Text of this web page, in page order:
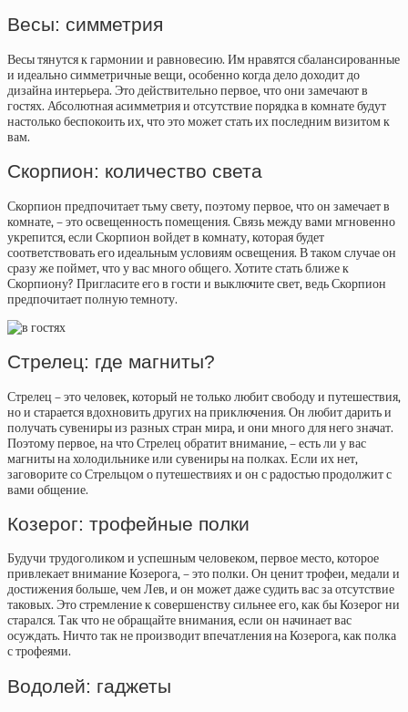
Весы: симметрия
Весы тянутся к гармонии и равновесию. Им нравятся сбалансированные
и идеально симметричные вещи, особенно когда дело доходит до
дизайна интерьера. Это действительно первое, что они замечают в
гостях. Абсолютная асимметрия и отсутствие порядка в комнате будут
настолько беспокоить их, что это может стать их последним визитом к
вам.
Скорпион: количество света
Скорпион предпочитает тьму свету, поэтому первое, что он замечает в
комнате, – это освещенность помещения. Связь между вами мгновенно
укрепится, если Скорпион войдет в комнату, которая будет
соответствовать его идеальным условиям освещения. В таком случае он
сразу же поймет, что у вас много общего. Хотите стать ближе к
Скорпиону? Пригласите его в гости и выключите свет, ведь Скорпион
предпочитает полную темноту.
Стрелец: где магниты?
Стрелец – это человек, который не только любит свободу и путешествия,
но и старается вдохновить других на приключения. Он любит дарить и
получать сувениры из разных стран мира, и они много для него значат.
Поэтому первое, на что Стрелец обратит внимание, – есть ли у вас
магниты на холодильнике или сувениры на полках. Если их нет,
заговорите со Стрельцом о путешествиях и он с радостью продолжит с
вами общение.
Козерог: трофейные полки
Будучи трудоголиком и успешным человеком, первое место, которое
привлекает внимание Козерога, – это полки. Он ценит трофеи, медали и
достижения больше, чем Лев, и он может даже судить вас за отсутствие
таковых. Это стремление к совершенству сильнее его, как бы Козерог ни
старался. Так что не обращайте внимания, если он начинает вас
осуждать. Ничто так не производит впечатления на Козерога, как полка
с трофеями.
Водолей: гаджеты